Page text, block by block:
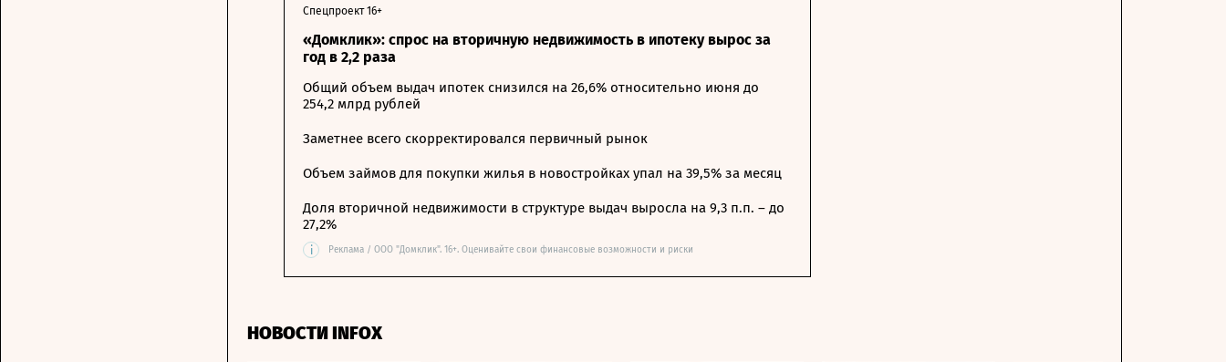
«Домклик»: спрос на вторичную недвижимость в ипотеку вырос за
год в 2,2 раза
Спецпроект 16+
Общий объем выдач ипотек снизился на 26,6% относительно июня до
254,2 млрд рублей
Заметнее всего скорректировался первичный рынок
Объем займов для покупки жилья в новостройках упал на 39,5% за месяц
Доля вторичной недвижимости в структуре выдач выросла на 9,3 п.п. – до
27,2%
i Реклама / ООО "Домклик". 16+. Оценивайте свои финансовые возможности и риски
НОВОСТИ INFOX